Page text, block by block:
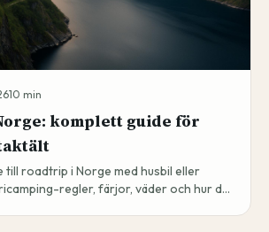
10 min
komplett guide för
till roadtrip i Norge med husbil eller
regler, färjor, väder och hur du